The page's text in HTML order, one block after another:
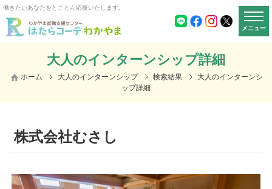
働きたいあなたをとことん応援いたします。
メニュー
大人のインターンシップ詳細
ホーム 大人のインターンシップ 検索結果
大人のインターンシ
ップ詳細
株式会社むさし